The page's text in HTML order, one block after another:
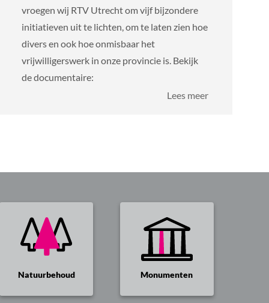
vroegen wij RTV Utrecht om vijf bijzondere
initiatieven uit te lichten, om te laten zien hoe
divers en ook hoe onmisbaar het
vrijwilligerswerk in onze provincie is. Bekijk
de documentaire:
Lees meerover
Natuurbehoud Monumenten